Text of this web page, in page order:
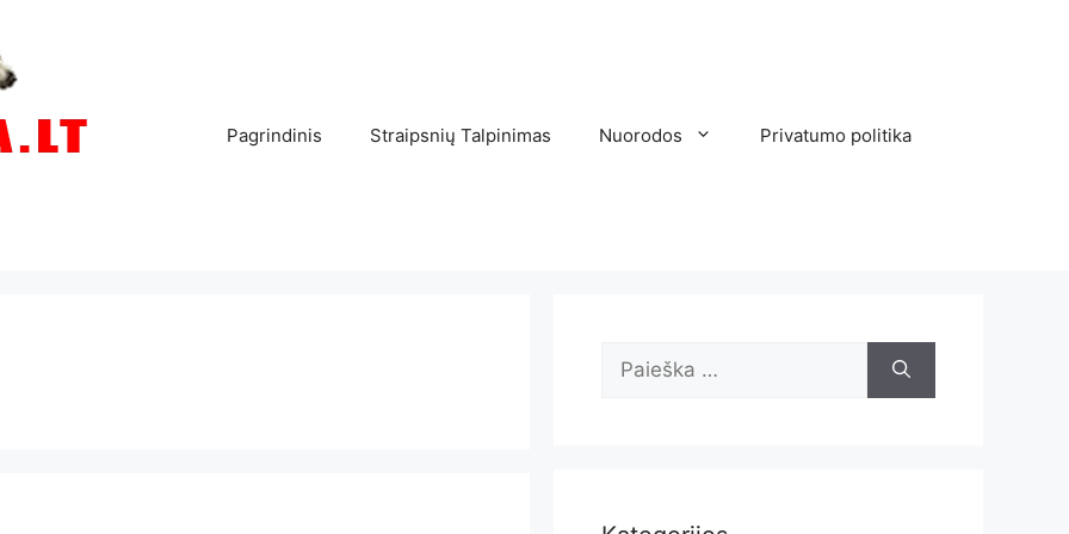
Pagrindinis Straipsnių Talpinimas Nuorodos Privatumo politika
Ieškoti: